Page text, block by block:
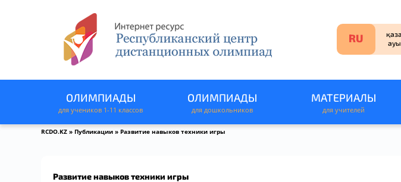
ОЛИМПИАДЫ
для учеников 1-11 классов
ОЛИМПИАДЫ
для дошкольников
МАТЕРИАЛЫ
для учителей
RCDO.KZ » Публикации » Развитие навыков техники игры
Развитие навыков техники игры